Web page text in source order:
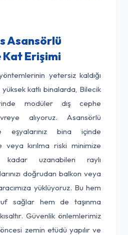
Asansörlü
Erişimi
yetersiz kaldığı
katlı binalarda, Bilecik
modüler dış cephe
alıyoruz. Asansörlü
eşyalarınız bina içinde
veya kırılma riski minimize
uzanabilen raylı
doğrudan balkon veya
yüklüyoruz. Bu hem
sağlar hem de taşınma
Güvenlik önlemlerimiz
zemin etüdü yapılır ve